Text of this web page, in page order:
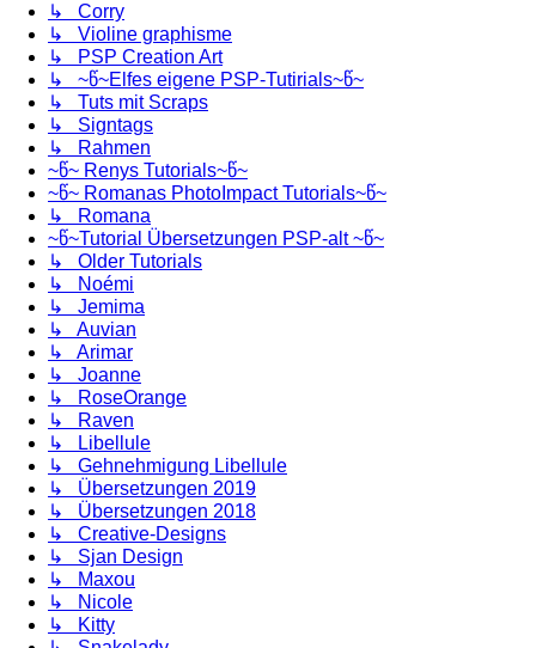
↳ Corry
↳ Violine graphisme
↳ PSP Creation Art
↳ ~წ~Elfes eigene PSP-Tutirials~წ~
↳ Tuts mit Scraps
↳ Signtags
↳ Rahmen
~წ~ Renys Tutorials~წ~
~წ~ Romanas PhotoImpact Tutorials~წ~
↳ Romana
~წ~Tutorial Übersetzungen PSP-alt ~წ~
↳ Older Tutorials
↳ Noémi
↳ Jemima
↳ Auvian
↳ Arimar
↳ Joanne
↳ RoseOrange
↳ Raven
↳ Libellule
↳ Gehnehmigung Libellule
↳ Übersetzungen 2019
↳ Übersetzungen 2018
↳ Creative-Designs
↳ Sjan Design
↳ Maxou
↳ Nicole
↳ Kitty